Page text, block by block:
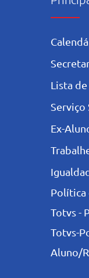
L ista
Serviço
Ex-
Política
Totvs -
Totvs-
Aluno/